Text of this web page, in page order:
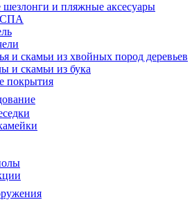
шезлонги и пляжные аксесуары
СПА
и скамьи из хвойных пород деревьев
и скамьи из бука
покрытия